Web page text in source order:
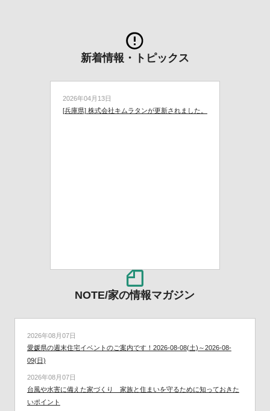
新着情報・トピックス
2026年04月13日
[兵庫県] 株式会社キムラタンが更新されました。
NOTE/家の情報マガジン
2026年08月07日
愛媛県の週末住宅イベントのご案内です！2026-08-08(土)～2026-08-
09(日)
2026年08月07日
台風や水害に備えた家づくり 家族と住まいを守るために知っておきた
いポイント